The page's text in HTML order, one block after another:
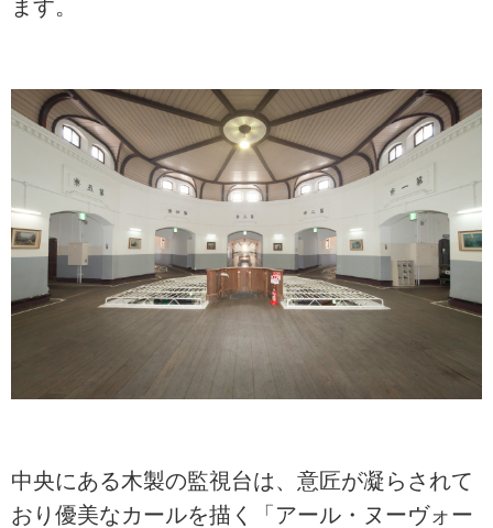
ます。
中央にある木製の監視台は、意匠が凝らされて
おり優美なカールを描く「アール・ヌーヴォー